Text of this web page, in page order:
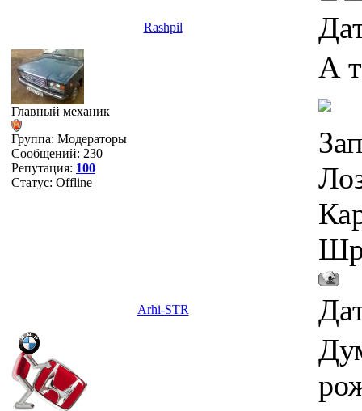
Rashpil
Главный механик
Группа: Модераторы
Сообщений: 230
Репутация: 100
Статус: Offline
А
Arhi-STR